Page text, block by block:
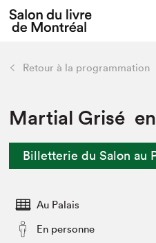
L'événement
Préparer sa visite
Actualités
SLM PRO
retour
Préparer sa visite
Salon dans la ville et en
Liens pratiques
Retour à la programmation
Martial Grisé
Billetterie du Salon au
Au Palais
En personne